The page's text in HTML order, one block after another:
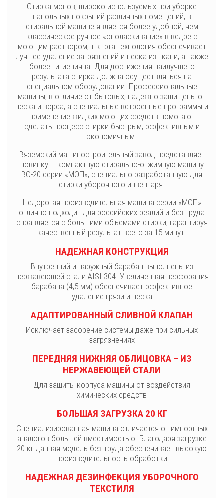
Стирка мопов, широко используемых при уборке
напольных покрытий различных помещений, в
стиральной машине является более удобной, чем
классическое ручное «ополаскивание» в ведре с
моющим раствором, т.к. эта технология обеспечивает
лучшее удаление загрязнений и песка из ткани, а также
более гигиенична. Для достижения наилучшего
результата стирка должна осуществляться на
специальном оборудовании. Профессиональные
машины, в отличие от бытовых, надежно защищены от
песка и ворса, а специальные встроенные программы и
применение жидких моющих средств помогают
сделать процесс стирки быстрым, эффективным и
экономичным.
Вяземский машиностроительный завод представляет
новинку – компактную стирально-отжимную машину
ВО-20 серии «МОП», специально разработанную для
стирки уборочного инвентаря.
Недорогая производительная машина серии «МОП»
отлично подходит для российских реалий и без труда
справляется с большими объемами стирки, гарантируя
качественный результат всего за 15 минут.
НАДЕЖНАЯ КОНСТРУКЦИЯ
Внутренний и наружный барабан выполнены из
нержавеющей стали AISI 304. Увеличенная перфорация
барабана (4,5 мм) обеспечивает эффективное
удаление грязи и песка
АДАПТИРОВАННЫЙ СЛИВНОЙ КЛАПАН
Исключает засорение системы даже при сильных
загрязнениях
ПЕРЕДНЯЯ НИЖНЯЯ ОБЛИЦОВКА – ИЗ
НЕРЖАВЕЮЩЕЙ СТАЛИ
Для защиты корпуса машины от воздействия
химических средств
БОЛЬШАЯ ЗАГРУЗКА 20 КГ
Специализированная машина отличается от импортных
аналогов большей вместимостью. Благодаря загрузке
20 кг данная модель без труда обеспечивает высокую
производительность обработки
НАДЕЖНАЯ ДЕЗИНФЕКЦИЯ УБОРОЧНОГО
ТЕКСТИЛЯ